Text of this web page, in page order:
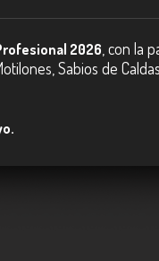
2026 , con la
Sabios de